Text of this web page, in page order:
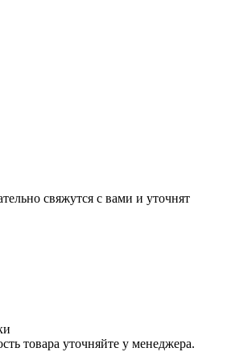
свяжутся с вами и уточнят
товара уточняйте у менеджера.